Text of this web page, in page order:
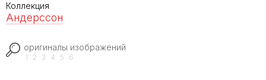
Коллекция
Андерссон
оригиналы изображений
1 2 3 4 5 6